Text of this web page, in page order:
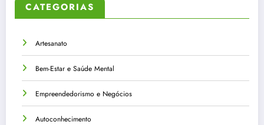
CATEGORIAS
Artesanato
Bem-Estar e Saúde Mental
Empreendedorismo e Negócios
Autoconhecimento